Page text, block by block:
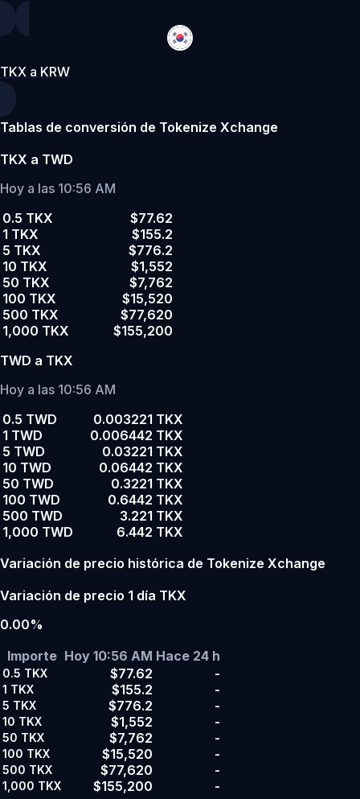
TKX a KRW
Tablas de conversión de Tokenize Xchange
TKX a TWD
Hoy a las 10:56 AM
0.5 TKX
$77.62
1 TKX
$155.2
5 TKX
$776.2
10 TKX
$1,552
50 TKX
$7,762
100 TKX
$15,520
500 TKX
$77,620
1,000 TKX
$155,200
TWD a TKX
Hoy a las 10:56 AM
0.5 TWD
0.003221 TKX
1 TWD
0.006442 TKX
5 TWD
0.03221 TKX
10 TWD
0.06442 TKX
50 TWD
0.3221 TKX
100 TWD
0.6442 TKX
500 TWD
3.221 TKX
1,000 TWD
6.442 TKX
Variación de precio histórica de Tokenize Xchange
Variación de precio 1 día TKX
0.00%
Importe Hoy 10:56 AM Hace 24 h
0.5 TKX $77.62 -
1 TKX $155.2 -
5 TKX $776.2 -
10 TKX $1,552 -
50 TKX $7,762 -
100 TKX $15,520 -
500 TKX $77,620 -
1,000 TKX $155,200
-